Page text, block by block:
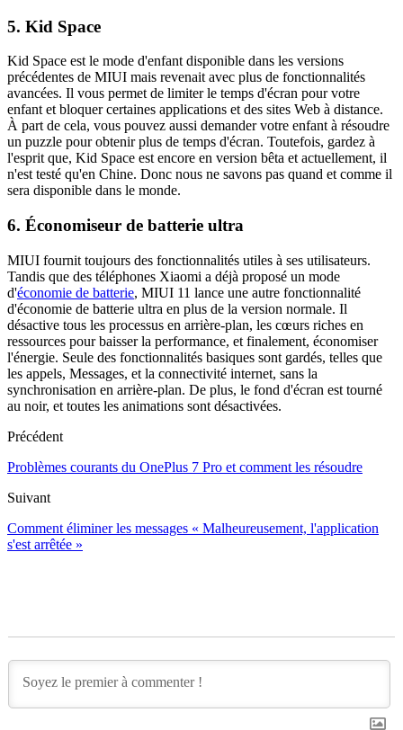
5. Kid Space
Kid Space est le mode d'enfant disponible dans les versions
précédentes de MIUI mais revenait avec plus de fonctionnalités
avancées. Il vous permet de limiter le temps d'écran pour votre
enfant et bloquer certaines applications et des sites Web à distance.
À part de cela, vous pouvez aussi demander votre enfant à résoudre
un puzzle pour obtenir plus de temps d'écran. Toutefois, gardez à
l'esprit que, Kid Space est encore en version bêta et actuellement, il
n'est testé qu'en Chine. Donc nous ne savons pas quand et comme il
sera disponible dans le monde.
6. Économiseur de batterie ultra
MIUI fournit toujours des fonctionnalités utiles à ses utilisateurs.
Tandis que des téléphones Xiaomi a déjà proposé un mode
d'économie de batterie, MIUI 11 lance une autre fonctionnalité
d'économie de batterie ultra en plus de la version normale. Il
désactive tous les processus en arrière-plan, les cœurs riches en
ressources pour baisser la performance, et finalement, économiser
l'énergie. Seule des fonctionnalités basiques sont gardés, telles que
les appels, Messages, et la connectivité internet, sans la
synchronisation en arrière-plan. De plus, le fond d'écran est tourné
au noir, et toutes les animations sont désactivées.
Précédent
Problèmes courants du OnePlus 7 Pro et comment les résoudre
Suivant
Comment éliminer les messages « Malheureusement, l'application
s'est arrêtée »